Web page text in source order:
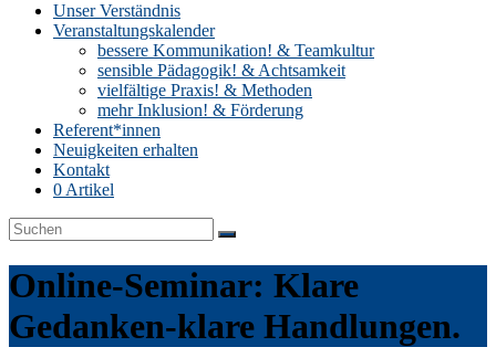
Unser Verständnis
Veranstaltungskalender
bessere Kommunikation! & Teamkultur
sensible Pädagogik! & Achtsamkeit
vielfältige Praxis! & Methoden
mehr Inklusion! & Förderung
Referent*innen
Neuigkeiten erhalten
Kontakt
0 Artikel
Online-Seminar: Klare
Gedanken-klare Handlungen.